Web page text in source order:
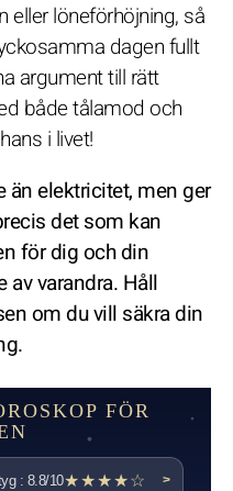
eller löneförhöjning, så
dagen fullt
argument till rätt
både tålamod och
i livet!
än elektricitet, men ger
det som kan
för dig och din
varandra. Håll
om du vill säkra din
FÖR
: 8.8/10★★★★☆ >